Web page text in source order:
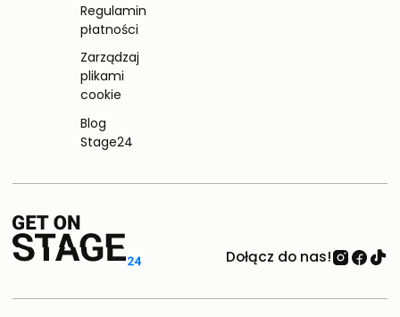
Regulamin
płatności
Zarządzaj
plikami
cookie
Blog
Stage24
Dołącz do nas!